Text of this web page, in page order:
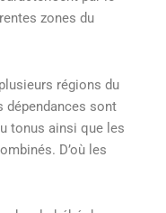
zones du
régions du
dépendances sont
tonus ainsi que les
D’où les